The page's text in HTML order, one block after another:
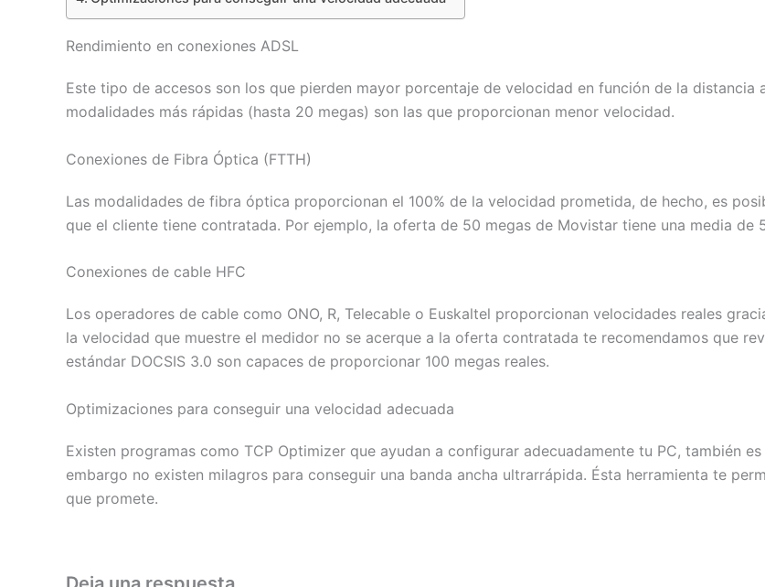
Rendimiento en conexiones ADSL
Este tipo de accesos son los que pierden mayor porcentaje de velocidad en función de la distancia
modalidades más rápidas (hasta 20 megas) son las que proporcionan menor velocidad.
Conexiones de Fibra Óptica (FTTH)
Las modalidades de fibra óptica proporcionan el 100% de la velocidad prometida, de hecho, es
que el cliente tiene contratada. Por ejemplo, la oferta de 50 megas de Movistar tiene una media de
Conexiones de cable HFC
Los operadores de cable como ONO, R, Telecable o Euskaltel proporcionan velocidades reales
la velocidad que muestre el medidor no se acerque a la oferta contratada te recomendamos que
estándar DOCSIS 3.0 son capaces de proporcionar 100 megas reales.
Optimizaciones para conseguir una velocidad adecuada
Existen programas como TCP Optimizer que ayudan a configurar adecuadamente tu PC, también
embargo no existen milagros para conseguir una banda ancha ultrarrápida. Ésta herramienta te
que promete.